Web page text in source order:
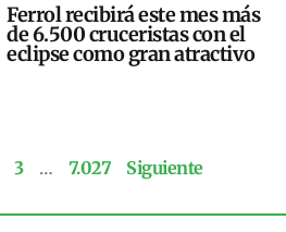
Ferrol recibirá este mes más
de 6.500 cruceristas con el
eclipse como gran atractivo
3 … 7.027 Siguiente